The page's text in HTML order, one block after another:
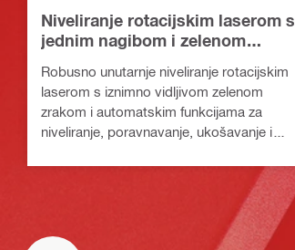
Niveliranje rotacijskim laserom s
jednim nagibom i zelenom
Robusno unutarnje niveliranje rotacijskim
laserom s iznimno vidljivom zelenom
zrakom i automatskim funkcijama za
niveliranje, poravnavanje, ukošavanje i